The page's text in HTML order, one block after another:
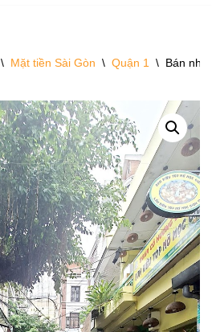
\ Mặt tiền Sài Gòn \ Quận 1 \ Bán nhà